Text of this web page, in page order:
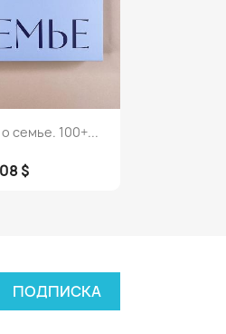
семье. 100+...
$